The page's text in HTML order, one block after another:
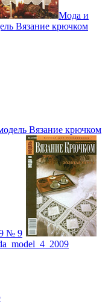
Мода и
Вязание крючком
Вязание крючком
№ 9